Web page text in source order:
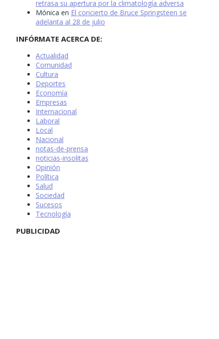
retrasa su apertura por la climatología adversa
Mónica en El concierto de Bruce Springsteen se
adelanta al 28 de julio
INFÓRMATE ACERCA DE:
Actualidad
Comunidad
Cultura
Deportes
Economía
Empresas
Internacional
Laboral
Local
Nacional
notas-de-prensa
noticias-insolitas
Opinión
Política
Salud
Sociedad
Sucesos
Tecnología
PUBLICIDAD